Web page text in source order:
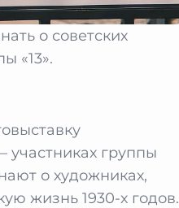
о советских
«13».
участниках группы
о художниках,
жизнь 1930-х годов.